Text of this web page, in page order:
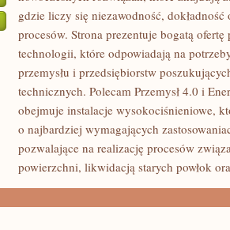
gdzie liczy się niezawodność,
procesów. Strona prezentuje bogatą ofertę
technologii, które odpowiadają na
przemysłu i przedsiębiorstw
technicznych. Polecam Przemysł 4.0 i
obejmuje instalacje wysokociśnieniowe,
o najbardziej wymagających
pozwalające na realizację procesów
powierzchni, likwidacją starych powłok